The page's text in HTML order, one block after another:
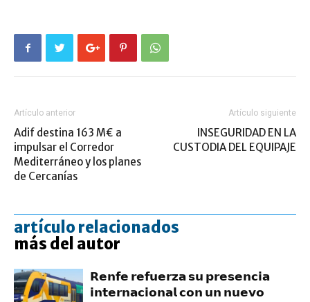
Artículo anterior
Adif destina 163 M€ a
impulsar el Corredor
Mediterráneo y los planes
de Cercanías
Artículo siguiente
INSEGURIDAD EN LA
CUSTODIA DEL EQUIPAJE
artículo relacionados
más del autor
𝗥𝗲𝗻𝗳𝗲 𝗿𝗲𝗳𝘂𝗲𝗿𝘇𝗮 𝘀𝘂 𝗽𝗿𝗲𝘀𝗲𝗻𝗰𝗶𝗮
𝗶𝗻𝘁𝗲𝗿𝗻𝗮𝗰𝗶𝗼𝗻𝗮𝗹 𝗰𝗼𝗻 𝘂𝗻 𝗻𝘂𝗲𝘃𝗼